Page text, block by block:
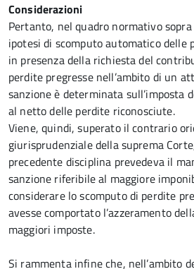
Considerazioni
Pertanto, nel quadro normativo
ipotesi di scomputo automatico delle
in presenza della richiesta del
perdite pregresse nell’ambito di un
sanzione è determinata sull’imposta
al netto delle perdite riconosciute.
Viene, quindi, superato il contrario
giurisprudenziale della suprema
precedente disciplina prevedeva il
sanzione riferibile al maggiore
considerare lo scomputo di perdite
avesse comportato l’azzeramento
maggiori imposte.
Si rammenta infine che, nell’ambito